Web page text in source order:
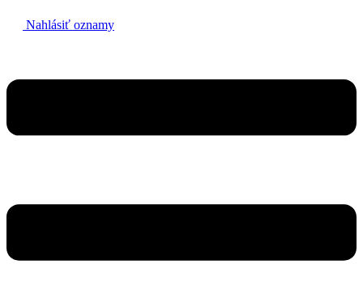
Nahlásiť oznamy